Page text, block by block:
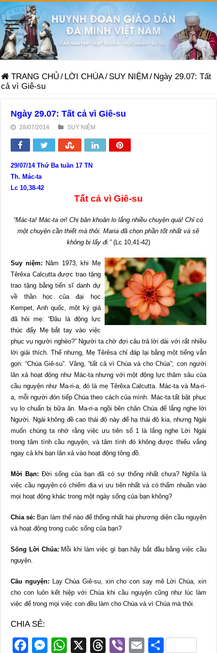
TRANG CHỦ / LỜI CHÚA/ SUY NIỆM / Ngày 29.07: Tất
cả vì Giê-su
Ngày 29.07: Tất cả vì Giê-su
28/07/2014 SUY NIỆM
29/07/14 Thứ Ba tuần 17 TN
Th. Mác-ta
Lc 10,38-42
Tất cả vì Giê-su
“Mác-ta! Mác-ta ơi! Chị băn khoăn lo lắng nhiều chuyện quá! Chỉ có
một chuyện cần thiết mà thôi. Maria đã chọn phần tốt nhất và sẽ
không bị lấy đi.”(Lc 10,41-42)
Suy niệm: Năm 1973, khi Mẹ
Têrêxa Calcutta được trao tặng
trao tặng bằng tiến sĩ danh dự
về thần học của đại học
Kempet, Anh quốc, một ký giả
đã hỏi mẹ: “Đâu là động lực
thúc đẩy Mẹ bắt tay vào việc
phục vụ người nghèo?” Người ta chờ đợi câu trả lời dài với rất nhiều
lời giải thích. Thế nhưng, Mẹ Têrêsa chỉ đáp lại bằng một tiếng vắn
gọn: “Chúa Giê-su”. Vâng, “tất cả vì Chúa và cho Chúa”; con người
lăn xả hoạt động như Mác-ta nhưng với một động lực thâm sâu của
cầu nguyện như Ma-ri-a, đó là mẹ Têrêxa Calcutta. Mác-ta và Ma-ri-
a, mỗi người đón tiếp Chúa theo cách của mình. Mác-ta tất bật phục
vụ lo chuẩn bị bữa ăn. Ma-ri-a ngồi bên chân Chúa để lắng nghe lời
Người. Ngài không đề cao thái độ này để hạ thái độ kia, nhưng Ngài
muốn chúng ta nhớ rằng việc ưu tiên số 1 là lắng nghe Lời Ngài
trong tâm tình cầu nguyện, và tâm tình đó không được thiếu vắng
ngay cả khi bạn lăn xả vào hoạt động tông đồ.
Mời Bạn:Đời sống của bạn đã có sự thống nhất chưa? Nghĩa là
việc cầu nguyện có chiếm địa vị ưu tiên nhất và có thấm nhuần vào
mọi hoạt động khác trong một ngày sống của bạn không?
Chia sẻ: Bạn làm thế nào để thống nhất hai phương diện cầu nguyện
và hoạt động trong cuộc sống của bạn?
Sống Lời Chúa: Mỗi khi làm việc gì bạn hãy bắt đầu bằng việc cầu
nguyện.
Cầu nguyện: Lạy Chúa Giê-su, xin cho con say mê Lời Chúa, xin
cho con luôn kết hiệp với Chúa khi cầu nguyện cũng như lúc làm
việc để trong mọi việc con đều làm cho Chúa và vì Chúa mà thôi.
CHIA SẺ:
F
M
W
X
T
Vi
E S